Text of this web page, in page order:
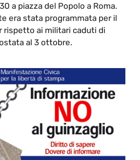
a piazza del Popolo a Roma.
era stata programmata per il
rispetto ai militari caduti di
al 3 ottobre.